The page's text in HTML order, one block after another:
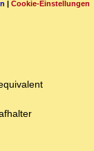
| Cookie-Einstellungen